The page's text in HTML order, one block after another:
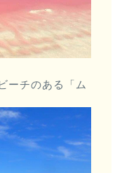
ーチのある「ム